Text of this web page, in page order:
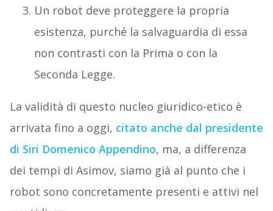
Un robot deve proteggere la propria
esistenza, purché la salvaguardia di essa
non contrasti con la Prima o con la
Seconda Legge.
La validità di questo nucleo giuridico-etico è
arrivata fino a oggi, citato anche dal presidente
di Siri Domenico Appendino, ma, a differenza
dei tempi di Asimov, siamo già al punto che i
robot sono concretamente presenti e attivi nel